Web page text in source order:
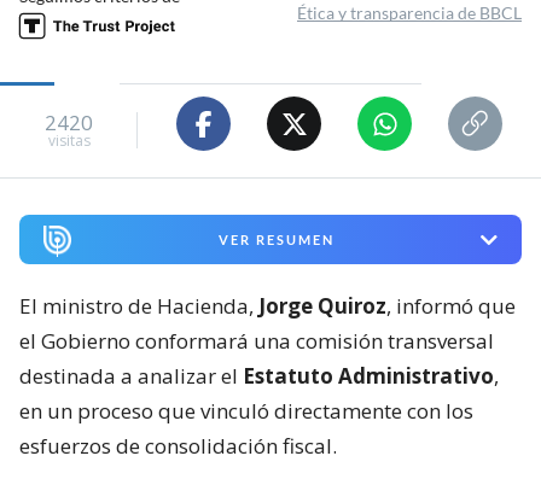
Ética y transparencia de BBCL
2420
visitas
VER RESUMEN
El ministro de Hacienda, Jorge Quiroz, informó que
el Gobierno conformará una comisión transversal
destinada a analizar el Estatuto Administrativo,
en un proceso que vinculó directamente con los
esfuerzos de consolidación fiscal.